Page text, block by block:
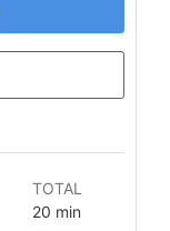
TOTAL
20 minutes
min